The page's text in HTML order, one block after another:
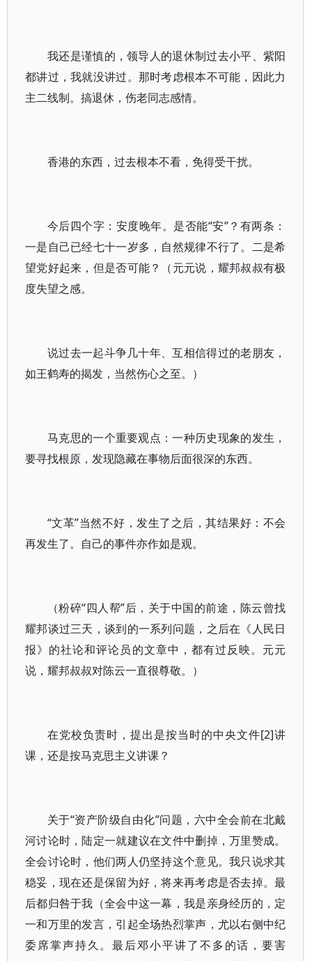
我还是谨慎的，领导人的退休制过去小平、紫阳
都讲过，我就没讲过。那时考虑根本不可能，因此力
主二线制。搞退休，伤老同志感情。
香港的东西，过去根本不看，免得受干扰。
今后四个字：安度晚年。是否能“安”？有两条：
一是自己已经七十一岁多，自然规律不行了。二是希
望党好起来，但是否可能？（元元说，耀邦叔叔有极
度失望之感。
说过去一起斗争几十年、互相信得过的老朋友，
如王鹤寿的揭发，当然伤心之至。）
马克思的一个重要观点：一种历史现象的发生，
要寻找根原，发现隐藏在事物后面很深的东西。
“文革”当然不好，发生了之后，其结果好：不会
再发生了。自己的事件亦作如是观。
（粉碎“四人帮”后，关于中国的前途，陈云曾找
耀邦谈过三天，谈到的一系列问题，之后在《人民日
报》的社论和评论员的文章中，都有过反映。元元
说，耀邦叔叔对陈云一直很尊敬。）
在党校负责时，提出是按当时的中央文件[2]讲
课，还是按马克思主义讲课？
关于“资产阶级自由化”问题，六中全会前在北戴
河讨论时，陆定一就建议在文件中删掉，万里赞成。
全会讨论时，他们两人仍坚持这个意见。我只说求其
稳妥，现在还是保留为好，将来再考虑是否去掉。最
后都归咎于我（全会中这一幕，我是亲身经历的，定
一和万里的发言，引起全场热烈掌声，尤以右侧中纪
委席掌声持久。最后邓小平讲了不多的话，要害